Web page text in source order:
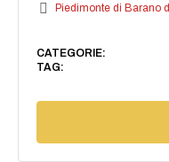
Piedimonte di Barano
CATEGORIE:
TAG: